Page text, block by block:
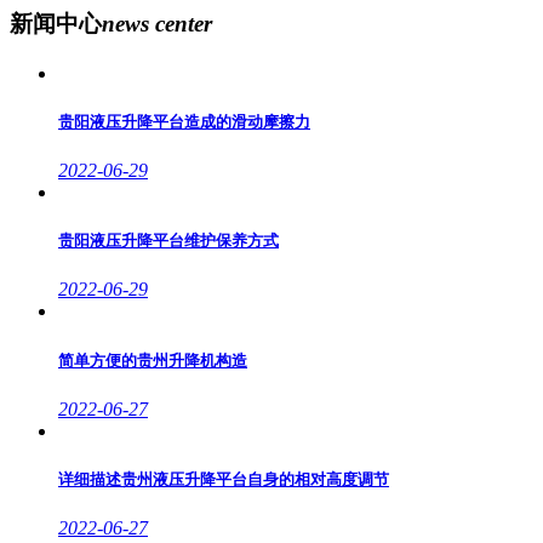
新闻中心news center
贵阳液压升降平台造成的滑动摩擦力
2022-06-29
贵阳液压升降平台维护保养方式
2022-06-29
简单方便的贵州升降机构造
2022-06-27
详细描述贵州液压升降平台自身的相对高度调节
2022-06-27